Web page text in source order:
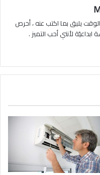
يليق بما اكتب عنه ، أحرص
لأنني أحب التميز .